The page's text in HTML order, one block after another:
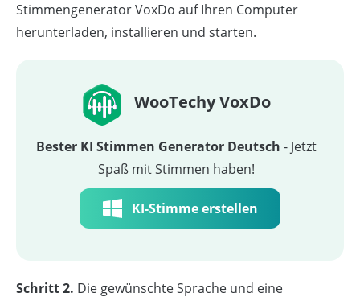
Stimmengenerator VoxDo auf Ihren Computer
herunterladen, installieren und starten.
WooTechy VoxDo
Bester KI Stimmen Generator Deutsch - Jetzt
Spaß mit Stimmen haben!
KI-Stimme erstellen
Schritt 2. Die gewünschte Sprache und eine